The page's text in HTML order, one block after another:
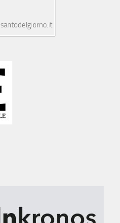
santodelgiorno.it